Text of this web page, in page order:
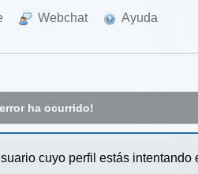
Webchat Ayuda
error ha ocurrido!
cuyo perfil estás intentando